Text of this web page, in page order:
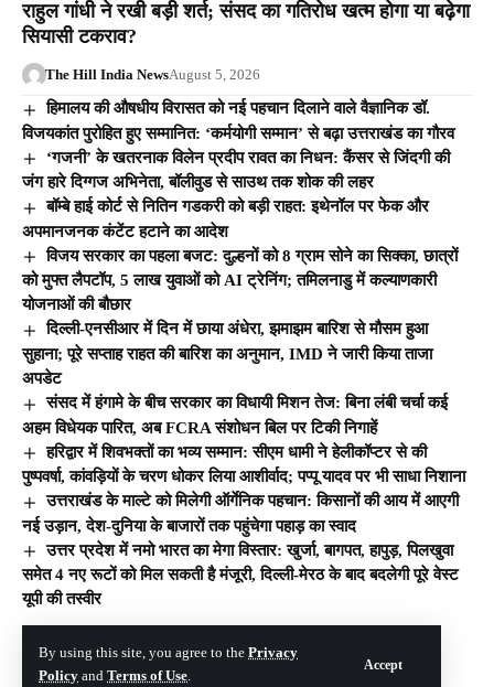
By using this site, you agree to the Privacy
Policy and Terms of Use.
Accept
राहुल गांधी ने रखी बड़ी शर्त; संसद का गतिरोध खत्म होगा या बढ़ेगा
सियासी टकराव?
The Hill India NewsAugust 5, 2026
हिमालय की औषधीय विरासत को नई पहचान दिलाने वाले वैज्ञानिक डॉ.
विजयकांत पुरोहित हुए सम्मानित: ‘कर्मयोगी सम्मान’ से बढ़ा उत्तराखंड का गौरव
‘गजनी’ के खतरनाक विलेन प्रदीप रावत का निधन: कैंसर से जिंदगी की
जंग हारे दिग्गज अभिनेता, बॉलीवुड से साउथ तक शोक की लहर
बॉम्बे हाई कोर्ट से नितिन गडकरी को बड़ी राहत: इथेनॉल पर फेक और
अपमानजनक कंटेंट हटाने का आदेश
विजय सरकार का पहला बजट: दुल्हनों को 8 ग्राम सोने का सिक्का, छात्रों
को मुफ्त लैपटॉप, 5 लाख युवाओं को AI ट्रेनिंग; तमिलनाडु में कल्याणकारी
योजनाओं की बौछार
दिल्ली-एनसीआर में दिन में छाया अंधेरा, झमाझम बारिश से मौसम हुआ
सुहाना; पूरे सप्ताह राहत की बारिश का अनुमान, IMD ने जारी किया ताजा
अपडेट
संसद में हंगामे के बीच सरकार का विधायी मिशन तेज: बिना लंबी चर्चा कई
अहम विधेयक पारित, अब FCRA संशोधन बिल पर टिकी निगाहें
हरिद्वार में शिवभक्तों का भव्य सम्मान: सीएम धामी ने हेलीकॉप्टर से की
पुष्पवर्षा, कांवड़ियों के चरण धोकर लिया आशीर्वाद; पप्पू यादव पर भी साधा निशाना
उत्तराखंड के माल्टे को मिलेगी ऑर्गेनिक पहचान: किसानों की आय में आएगी
नई उड़ान, देश-दुनिया के बाजारों तक पहुंचेगा पहाड़ का स्वाद
उत्तर प्रदेश में नमो भारत का मेगा विस्तार: खुर्जा, बागपत, हापुड़, पिलखुवा
समेत 4 नए रूटों को मिल सकती है मंजूरी, दिल्ली-मेरठ के बाद बदलेगी पूरे वेस्ट
यूपी की तस्वीर
© The Hill India. All Rights Reserved | Developed By: Tech Yard Labs